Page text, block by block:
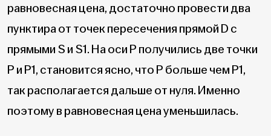
равновесная цена, достаточно провести два
пунктира от точек пересечения прямой D с
прямыми S и S1. На оси Р получились две точки
Р и Р1, становится ясно, что Р больше чем Р1,
так располагается дальше от нуля. Именно
поэтому в равновесная цена уменьшилась.